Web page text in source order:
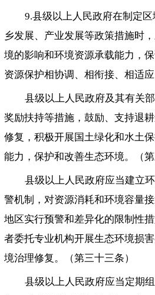
9.县级以上人民政府在制定
乡发展、产业发展等政策措施时
境的影响和环境资源承载能力，
资源保护相协调、相衔接、相适应
县级以上人民政府及其有关
奖励扶持等措施，鼓励、支持退
修复，积极开展国土绿化和水土
能力，保护和改善生态环境。（第
县级以上人民政府应当建立
警机制，对资源消耗和环境容量
地区实行预警和差异化的限制性
者委托专业机构开展生态环境损
境治理修复。（第三十三条）
县级以上人民政府应当定期